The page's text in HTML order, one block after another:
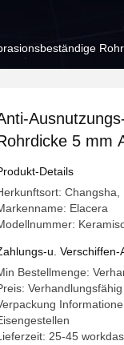
Rohr
5 mm
Details
Changsha,
Elacera
u. Verschiffen-
Bestellmenge:
Verhandlungsfähig
25-45 workdas